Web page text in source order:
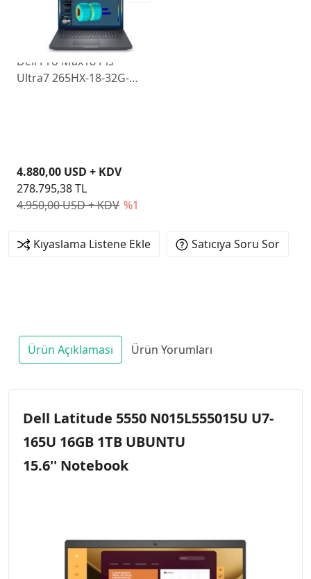
Dell Pro Max18 Pls
Ultra7 265HX-18-32G-
4.950,00 USD + KDV %1
4.880,00 USD + KDV
278.795,38 TL
Kıyaslama Listene Ekle Satıcıya Soru Sor
Ürün Açıklaması Ürün Yorumları
Dell Latitude 5550 N015L555015U U7-
165U 16GB 1TB UBUNTU
15.6'' Notebook